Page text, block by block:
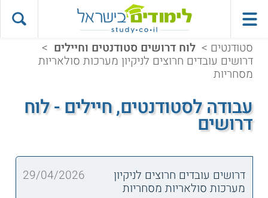
סטודנטים > לוח דרושים סטודנטים וחיילים >
דרושים עובדים חרוצים לניקיון מערכות סולאריות
מסחריות
עבודה לסטודנטים, חיילים - לוח
דרושים
דרושים עובדים חרוצים לניקיון
מערכות סולאריות מסחריות
29/04/2026